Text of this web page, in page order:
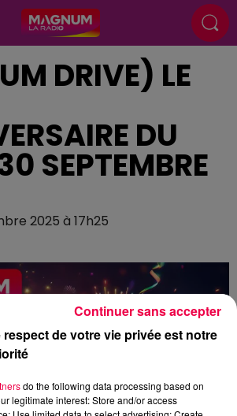
DRIVE) LE
DU
SEPTEMBRE
2025 à 17h25
respect de votre vie privée est notre
do the following data processing based on
legitimate interest: Store and/or access
Continuer sans accepter